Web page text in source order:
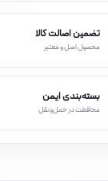
تضمین اصالت کالا
محصول اصل و معتبر
بسته‌بندی ایمن
محافظت در حمل‌ونقل